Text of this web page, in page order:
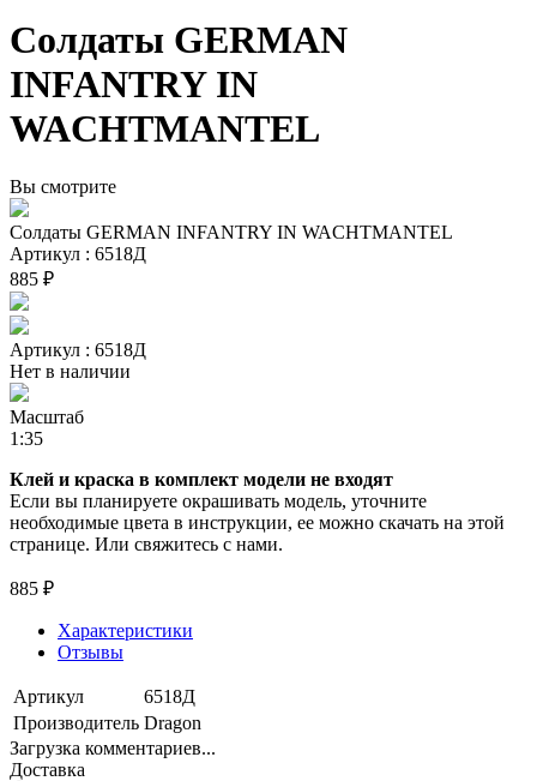
Солдаты GERMAN
INFANTRY IN
WACHTMANTEL
Вы смотрите
Солдаты GERMAN INFANTRY IN WACHTMANTEL
Артикул : 6518Д
885 ₽
Артикул : 6518Д
Нет в наличии
Масштаб
1:35
Клей и краска в комплект модели не входят
Если вы планируете окрашивать модель, уточните
необходимые цвета в инструкции, ее можно скачать на этой
странице. Или свяжитесь с нами.
885 ₽
Характеристики
Отзывы
Артикул
6518Д
Производитель Dragon
Загрузка комментариев...
Доставка